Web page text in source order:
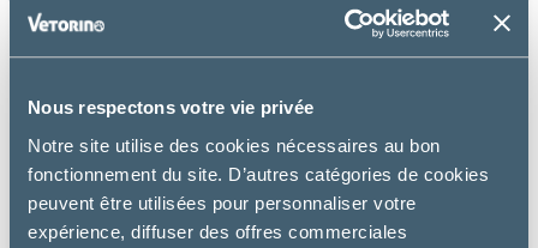
Nous respectons votre vie privée
Notre site utilise des cookies nécessaires au bon
fonctionnement du site. D’autres catégories de cookies
peuvent être utilisées pour personnaliser votre
expérience, diffuser des offres commerciales
Tonivet
HUILE DE SAUMON
à partir de